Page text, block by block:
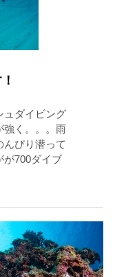
ュダイビング
強く。。。雨
んびり潜って
が700ダイブ